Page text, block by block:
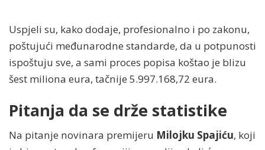
Uspjeli su, kako dodaje, profesionalno i po zakonu,
poštujući međunarodne standarde, da u potpunosti
ispoštuju sve, a sami proces popisa koštao je blizu
šest miliona eura, tačnije 5.997.168,72 eura.
Pitanja da se drže statistike
Na pitanje novinara premijeru Milojku Spajiću, koji